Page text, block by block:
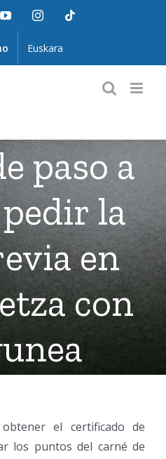
YouTubeInstagram
Euskara
paso a
la
en
con
el certificado de
los puntos del carné de